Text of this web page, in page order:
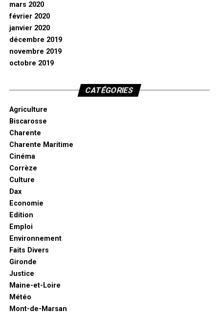
mars 2020
février 2020
janvier 2020
décembre 2019
novembre 2019
octobre 2019
CATÉGORIES
Agriculture
Biscarosse
Charente
Charente Maritime
Cinéma
Corrèze
Culture
Dax
Economie
Edition
Emploi
Environnement
Faits Divers
Gironde
Justice
Maine-et-Loire
Météo
Mont-de-Marsan